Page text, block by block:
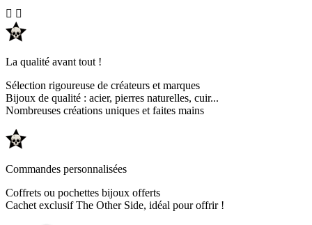
 
La qualité avant tout !
Sélection rigoureuse de créateurs et marques
Bijoux de qualité : acier, pierres naturelles, cuir...
Nombreuses créations uniques et faites mains
Commandes personnalisées
Coffrets ou pochettes bijoux offerts
Cachet exclusif The Other Side, idéal pour offrir !